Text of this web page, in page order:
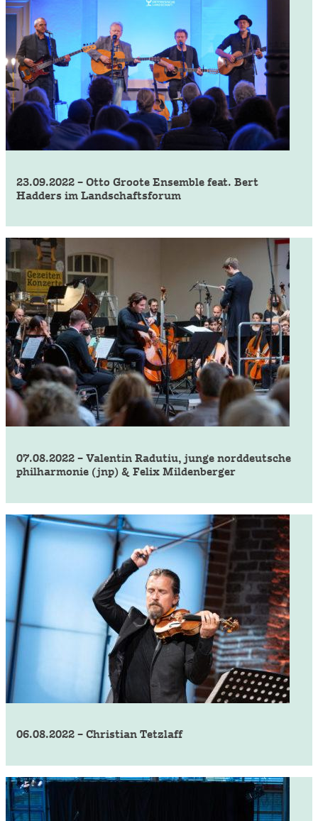
23.09.2022 – Otto Groote Ensemble feat. Bert
Hadders im Landschaftsforum
07.08.2022 – Valentin Radutiu, junge norddeutsche
philharmonie (jnp) & Felix Mildenberger
06.08.2022 – Christian Tetzlaff